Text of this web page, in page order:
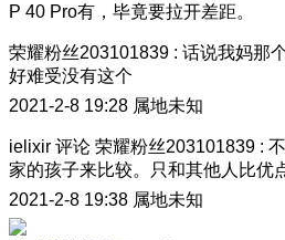
P 40 Pro有，毕竟要拉开差距。
荣耀粉丝203101839 : 话说我妈那
好难受没有这个
2021-2-8 19:28 属地未知
ielixir 评论 荣耀粉丝203101839 :
家的孩子来比较。只和其他人比优
2021-2-8 19:38 属地未知